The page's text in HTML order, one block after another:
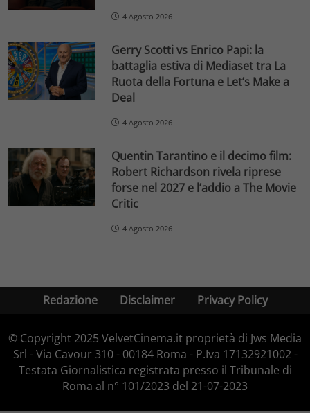
4 Agosto 2026
Gerry Scotti vs Enrico Papi: la
battaglia estiva di Mediaset tra La
Ruota della Fortuna e Let’s Make a
Deal
4 Agosto 2026
Quentin Tarantino e il decimo film:
Robert Richardson rivela riprese
forse nel 2027 e l’addio a The Movie
Critic
4 Agosto 2026
Redazione Disclaimer Privacy Policy
© Copyright 2025 VelvetCinema.it proprietà di Jws Media
Srl - Via Cavour 310 - 00184 Roma - P.Iva 17132921002 -
Testata Giornalistica registrata presso il Tribunale di
Roma al n° 101/2023 del 21-07-2023